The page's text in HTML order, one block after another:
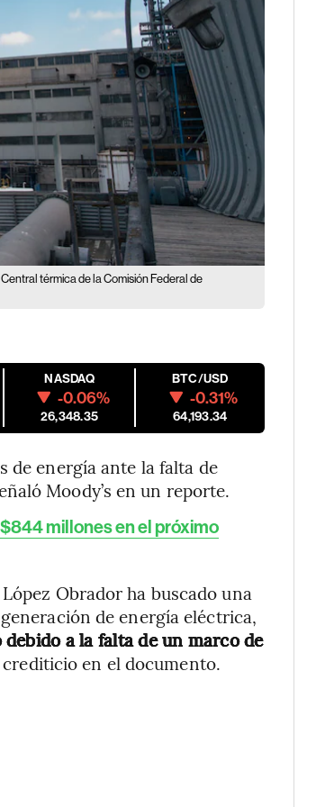
Central térmica de la Comisión Federal de
NASDAQ
-0.06%
26,348.35
BTC/USD
-0.31%
64,193.34
de energía ante la falta de
Moody’s en un reporte.
millones en el próximo
Obrador ha buscado una
de energía eléctrica,
a la falta de un marco de
en el documento.